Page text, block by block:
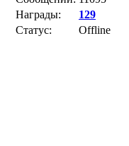
Награды:
129
Статус:
Offline